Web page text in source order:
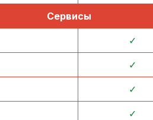
Сервисы
✓
✓
✓
✓